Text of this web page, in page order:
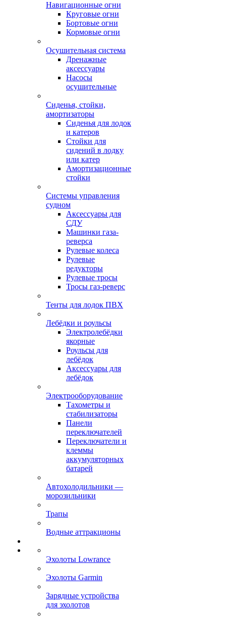
Навигационные огни
Круговые огни
Бортовые огни
Кормовые огни
Осушительная система
Дренажные
аксессуары
Насосы
осушительные
Сиденья, стойки,
амортизаторы
Сиденья для лодок
и катеров
Стойки для
сидений в лодку
или катер
Амортизационные
стойки
Системы управления
судном
Аксессуары для
СДУ
Машинки газа-
реверса
Рулевые колеса
Рулевые
редукторы
Рулевые тросы
Тросы газ-реверс
Тенты для лодок ПВХ
Лебёдки и роульсы
Электролебёдки
якорные
Роульсы для
лебёдок
Аксессуары для
лебёдок
Электрооборудование
Тахометры и
стабилизаторы
Панели
переключателей
Переключатели и
клеммы
аккумуляторных
батарей
Автохолодильники —
морозильники
Трапы
Водные аттракционы
Эхолоты Lowrance
Эхолоты Garmin
Зарядные устройства
для эхолотов